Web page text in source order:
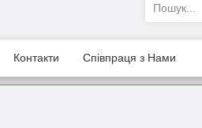
Контакти Співпраця з Нами